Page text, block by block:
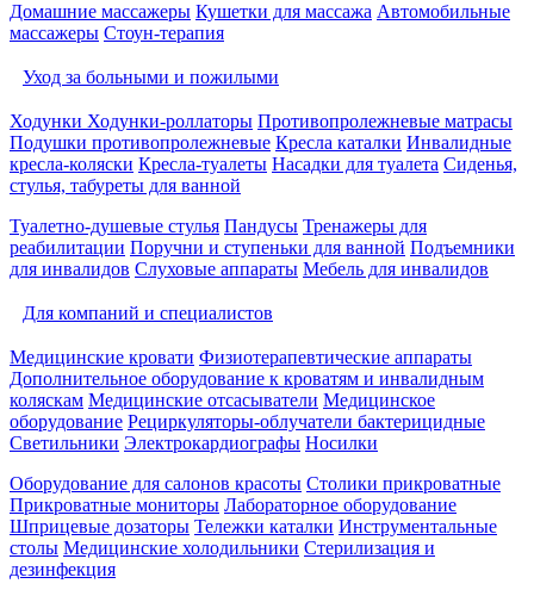
Домашние массажеры Кушетки для массажа Автомобильные
массажеры Стоун-терапия
Уход за больными и пожилыми
Ходунки Ходунки-роллаторы Противопролежневые матрасы
Подушки противопролежневые Кресла каталки Инвалидные
кресла-коляски Кресла-туалеты Насадки для туалета Сиденья,
стулья, табуреты для ванной
Туалетно-душевые стулья Пандусы Тренажеры для
реабилитации Поручни и ступеньки для ванной Подъемники
для инвалидов Слуховые аппараты Мебель для инвалидов
Для компаний и специалистов
Медицинские кровати Физиотерапевтические аппараты
Дополнительное оборудование к кроватям и инвалидным
коляскам Медицинские отсасыватели Медицинское
оборудование Рециркуляторы-облучатели бактерицидные
Светильники Электрокардиографы Носилки
Оборудование для салонов красоты Столики прикроватные
Прикроватные мониторы Лабораторное оборудование
Шприцевые дозаторы Тележки каталки Инструментальные
столы Медицинские холодильники Стерилизация и
дезинфекция